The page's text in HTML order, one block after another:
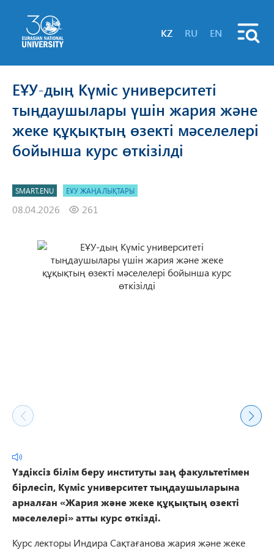
KZ RU EN
ЕҰУ-дың Күміс университеті
тыңдаушылары үшін жария және
жеке құқықтың өзекті мәселелері
бойынша курс өткізілді
SMART.ENU ЕҰУ ЖАҢАЛЫҚТАРЫ
08.04.2026 261
Үздіксіз білім беру институты заң факультетімен
бірлесіп, Күміс университет тыңдаушыларына
арналған «Жария және жеке құқықтың өзекті
мәселелері» атты курс өткізді.
Курс лекторы Индира Сақтағанова жария және жеке